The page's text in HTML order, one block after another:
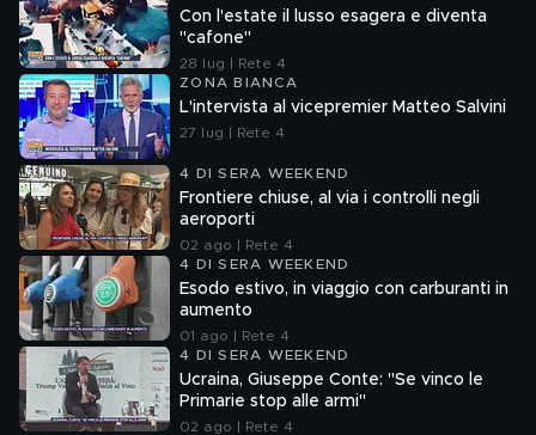
Con l'estate il lusso esagera e diventa
"cafone"
28 lug | Rete 4
ZONA BIANCA
L'intervista al vicepremier Matteo Salvini
27 lug | Rete 4
4 DI SERA WEEKEND
Frontiere chiuse, al via i controlli negli
aeroporti
02 ago | Rete 4
4 DI SERA WEEKEND
Esodo estivo, in viaggio con carburanti in
aumento
01 ago | Rete 4
4 DI SERA WEEKEND
Ucraina, Giuseppe Conte: "Se vinco le
Primarie stop alle armi"
02 ago | Rete 4